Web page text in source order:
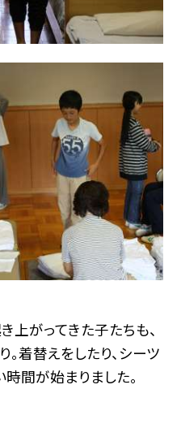
上がってきた子たちも、
着替えをしたり、シーツ
間が始まりました。